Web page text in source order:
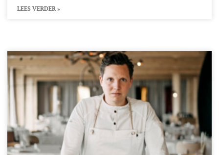
LEES VERDER »